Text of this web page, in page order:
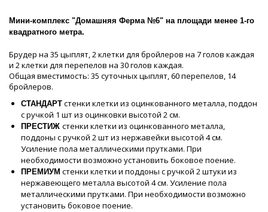
Мини-комплекс "Домашняя Ферма №6" на площади менее 1-го
квадратного метра.
Брудер на 35 цыплят, 2 клетки для бройлеров на 7 голов каждая
и 2 клетки для перепелов на 30 голов каждая.
Общая вместимость: 35 суточных цыплят, 60 перепелов, 14
бройлеров.
СТАНДАРТ стенки клетки из оцинкованного металла, поддон
с ручкой 1 шт из оцинковки высотой 2 см.
ПРЕСТИЖ стенки клетки из оцинкованного металла,
поддоны с ручкой 2 шт из нержавейки высотой 4 см.
Усиление пола металлическими прутками. При
необходимости возможно установить боковое поение.
ПРЕМИУМ стенки клетки и поддоны с ручкой 2 штуки из
нержавеющего металла высотой 4 см. Усиление пола
металлическими прутками. При необходимости возможно
установить боковое поение.